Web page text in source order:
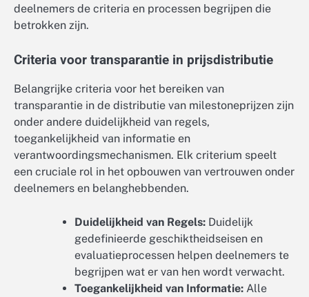
deelnemers de criteria en processen begrijpen die
betrokken zijn.
Criteria voor transparantie in prijsdistributie
Belangrijke criteria voor het bereiken van
transparantie in de distributie van milestoneprijzen zijn
onder andere duidelijkheid van regels,
toegankelijkheid van informatie en
verantwoordingsmechanismen. Elk criterium speelt
een cruciale rol in het opbouwen van vertrouwen onder
deelnemers en belanghebbenden.
Duidelijkheid van Regels: Duidelijk
gedefinieerde geschiktheidseisen en
evaluatieprocessen helpen deelnemers te
begrijpen wat er van hen wordt verwacht.
Toegankelijkheid van Informatie: Alle